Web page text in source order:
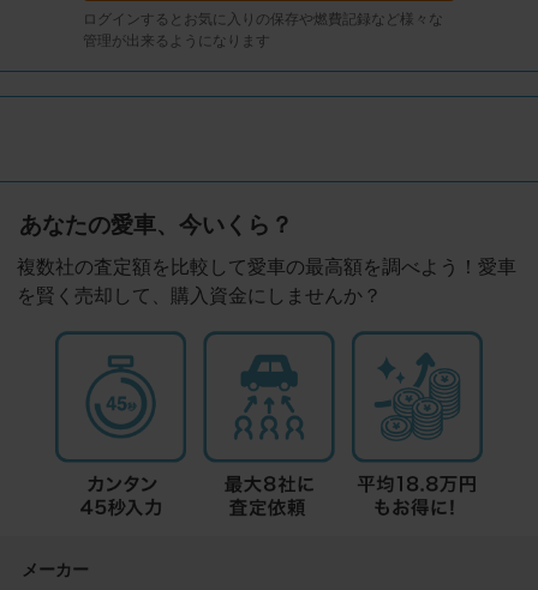
ログインするとお気に入りの保存や燃費記録など様々な
管理が出来るようになります
あなたの愛車、今いくら？
複数社の査定額を比較して愛車の最高額を調べよう！愛車
を賢く売却して、購入資金にしませんか？
メーカー